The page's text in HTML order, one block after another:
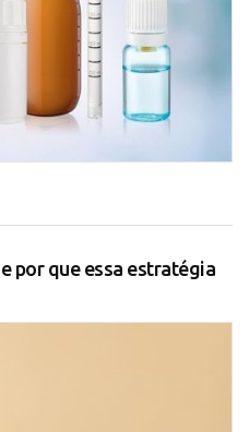
por que essa estratégia